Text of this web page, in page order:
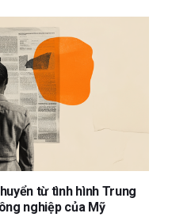
từ tình hình Trung
nghiệp của Mỹ